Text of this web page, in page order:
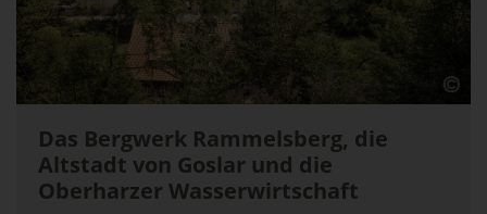
Das Bergwerk Rammelsberg, die
Altstadt von Goslar und die
Oberharzer Wasserwirtschaft